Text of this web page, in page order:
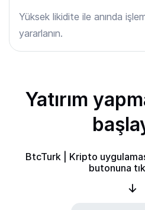
Yüksek likidite ile anında
yararlanın.
Yatırım
BtcTurk | Kripto
butonuna